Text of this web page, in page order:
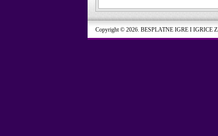
Copyright © 2026. BESPLATNE IGRE I IGRICE